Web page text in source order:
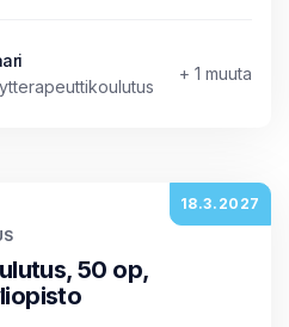
+ 1 muuta
18.3.2027
50 op,